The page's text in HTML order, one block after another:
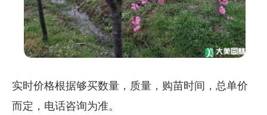
实时价格根据够买数量，质量，购苗时间，总单价
而定，电话咨询为准。